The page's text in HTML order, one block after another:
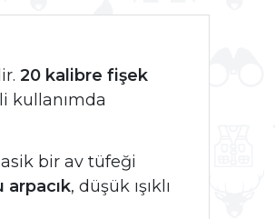
20 kalibre fişek
kullanımda
bir av tüfeği
arpacık, düşük ışıklı